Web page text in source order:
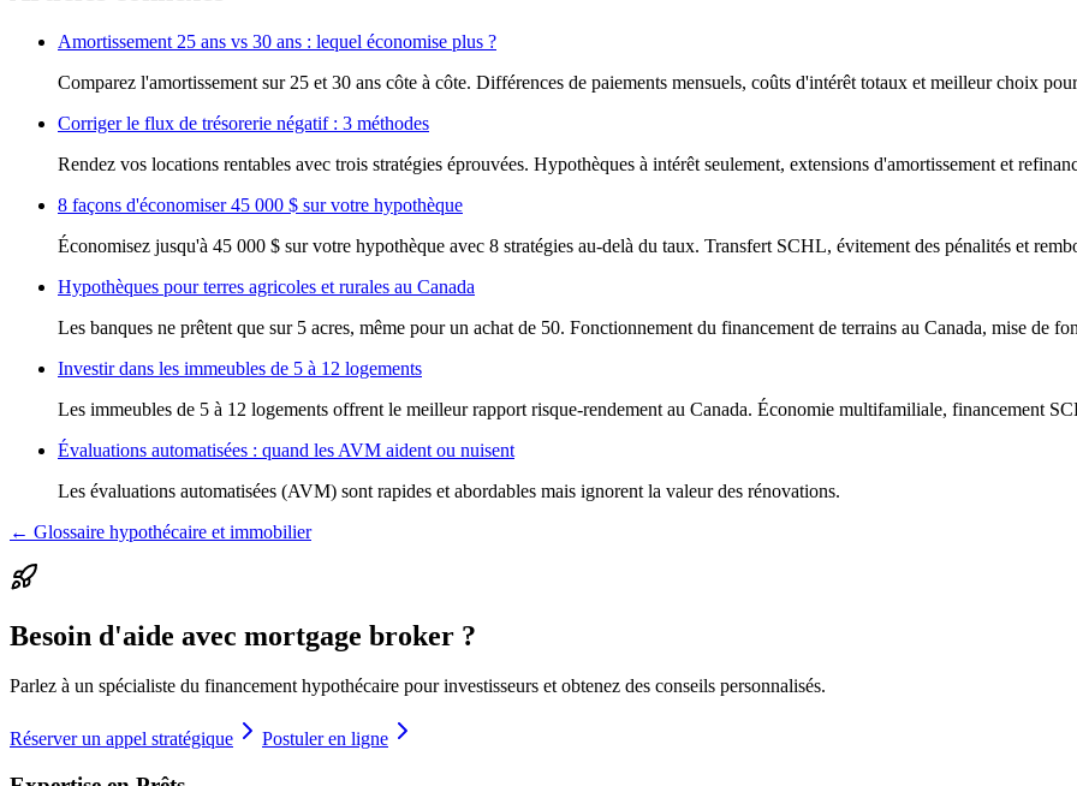
Amortissement 25 ans vs 30 ans : lequel économise plus ?
Comparez l'amortissement sur 25 et 30 ans côte à côte. Différences de paiements mensuels, coûts d'intérêt totaux et meilleur choix
Corriger le flux de trésorerie négatif : 3 méthodes
Rendez vos locations rentables avec trois stratégies éprouvées. Hypothèques à intérêt seulement, extensions d'amortissement et
8 façons d'économiser 45 000 $ sur votre hypothèque
Économisez jusqu'à 45 000 $ sur votre hypothèque avec 8 stratégies au-delà du taux. Transfert SCHL, évitement des pénalités et
Hypothèques pour terres agricoles et rurales au Canada
Les banques ne prêtent que sur 5 acres, même pour un achat de 50. Fonctionnement du financement de terrains au Canada, mise de
Investir dans les immeubles de 5 à 12 logements
Les immeubles de 5 à 12 logements offrent le meilleur rapport risque-rendement au Canada. Économie multifamiliale, financement
Évaluations automatisées : quand les AVM aident ou nuisent
Les évaluations automatisées (AVM) sont rapides et abordables mais ignorent la valeur des rénovations.
← Glossaire hypothécaire et immobilier
Besoin d'aide avec mortgage broker ?
Parlez à un spécialiste du financement hypothécaire pour investisseurs et obtenez des conseils personnalisés.
Réserver un appel stratégique Postuler en ligne